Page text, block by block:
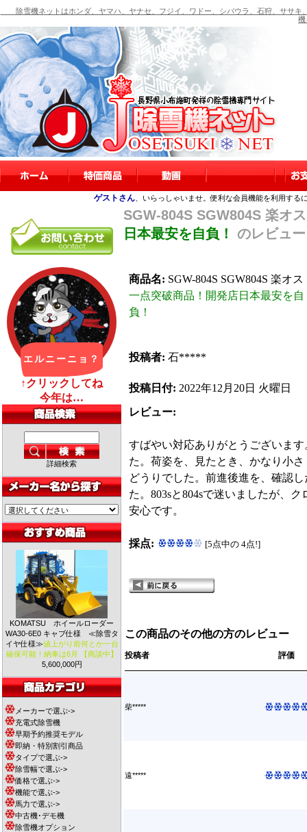
除雪機ネットはホンダ、ヤマハ、ヤナセ、フジイ、ワドー、シバウラ、石狩、ササキ
機
ゲストさん 、いらっしゃいませ。便利な会員機能を利用する
詳細検索
KOMATSU ホイールローダー
WA30-6E0 キャブ仕様 ≪除雪タ
イヤ仕様≫値上がり前何とか一台
確保可能！納車は6月 【商談中】
5,600,000円
メーカーで選ぶ->
充電式除雪機
早期予約推奨モデル
即納・特別割引商品
タイプで選ぶ->
除雪幅で選ぶ->
価格で選ぶ->
機能で選ぶ->
馬力で選ぶ->
中古機･デモ機
除雪機オプション
SGW-804S SGW804S 楽オ
日本最安を自負！
のレビュー
商品名: SGW-804S SGW804S 楽オス
一点突破商品！開発店日本最安を自
負！
投稿者: 石*****
投稿日付: 2022年12月20日 火曜日
レビュー:
すばやい対応ありがとうございま
た。荷姿を、見たとき、かなり小
どうりでした。前進後進を、確認
た。803sと804sで迷いましたが、
安心です。
採点: [5点中の 4点!]
この商品のその他の方のレビュー
投稿者 評価
柴*****
遠*****